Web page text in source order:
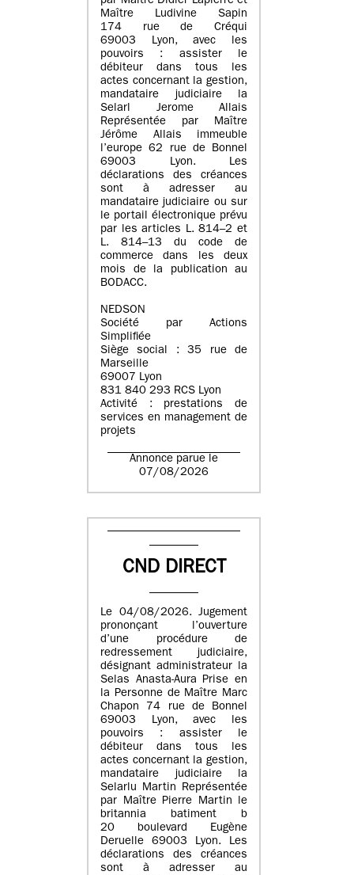
Maître Ludivine Sapin
174 rue de Créqui
69003 Lyon, avec les
pouvoirs : assister le
débiteur dans tous les
actes concernant la gestion,
mandataire judiciaire la
Selarl Jerome Allais
Représentée par Maître
Jérôme Allais immeuble
l’europe 62 rue de Bonnel
69003 Lyon. Les
déclarations des créances
sont à adresser au
mandataire judiciaire ou sur
le portail électronique prévu
par les articles L. 814–2 et
L. 814–13 du code de
commerce dans les deux
mois de la publication au
BODACC.
NEDSON
Société par Actions
Simplifiée
Siège social : 35 rue de
Marseille
69007 Lyon
831 840 293 RCS Lyon
Activité : prestations de
services en management de
projets
Annonce parue le
07/08/2026
CND DIRECT
Le 04/08/2026. Jugement
prononçant l’ouverture
d’une procédure de
redressement judiciaire,
désignant administrateur la
Selas Anasta-Aura Prise en
la Personne de Maître Marc
Chapon 74 rue de Bonnel
69003 Lyon, avec les
pouvoirs : assister le
débiteur dans tous les
actes concernant la gestion,
mandataire judiciaire la
Selarlu Martin Représentée
par Maître Pierre Martin le
britannia batiment b
20 boulevard Eugène
Deruelle 69003 Lyon. Les
déclarations des créances
sont à adresser au